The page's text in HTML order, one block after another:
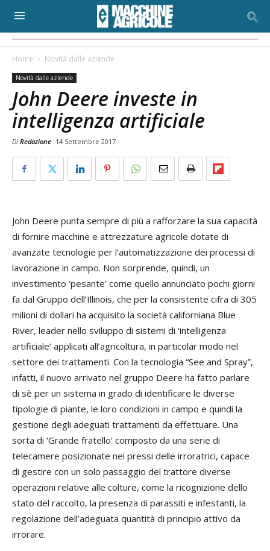
Home Novità dalle aziende
Novità dalle aziende
John Deere investe in
intelligenza artificiale
Di Redazione 14 Settembre 2017
John Deere punta sempre di più a rafforzare la sua capacità
di fornire macchine e attrezzature agricole dotate di
avanzate tecnologie per l’automatizzazione dei processi di
lavorazione in campo. Non sorprende, quindi, un
investimento ‘pesante’ come quello annunciato pochi giorni
fa dal Gruppo dell’Illinois, che per la consistente cifra di 305
milioni di dollari ha acquisito la società californiana Blue
River, leader nello sviluppo di sistemi di ‘intelligenza
artificiale’ applicati all’agricoltura, in particolar modo nel
settore dei trattamenti. Con la tecnologia “See and Spray”,
infatti, il nuovo arrivato nel gruppo Deere ha fatto parlare
di sè per un sistema in grado di identificare le diverse
tipologie di piante, le loro condizioni in campo e quindi la
gestione degli adeguati trattamenti da effettuare. Una
sorta di ‘Grande fratello’ composto da una serie di
telecamere posizionate nei pressi delle irroratrici, capace
di gestire con un solo passaggio del trattore diverse
operazioni relative alle colture, come la ricognizione dello
stato del raccolto, la presenza di parassiti e infestanti, la
regolazione dell’adeguata quantità di principio attivo da
irrorare.